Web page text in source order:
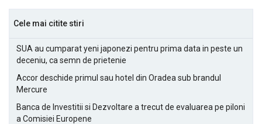
Cele mai citite stiri
SUA au cumparat yeni japonezi pentru prima data in peste un
deceniu, ca semn de prietenie
Accor deschide primul sau hotel din Oradea sub brandul
Mercure
Banca de Investitii si Dezvoltare a trecut de evaluarea pe piloni
a Comisiei Europene